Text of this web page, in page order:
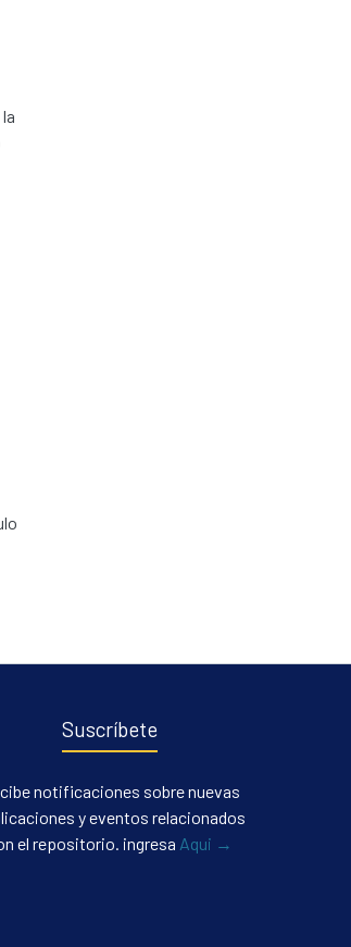
Suscríbete
notificaciones sobre nuevas
y eventos relacionados
el repositorio. ingresa Aqui →